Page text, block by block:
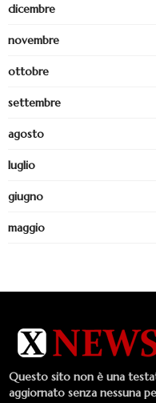
dicembre
novembre
ottobre
settembre
agosto
luglio
giugno
maggio
Questo sito non è una
aggiornato senza nessuna